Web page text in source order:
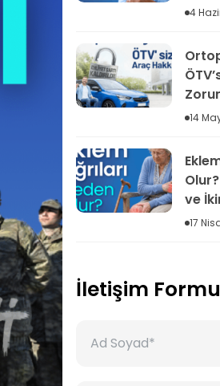
4
14
ve
17
İletişim Formu